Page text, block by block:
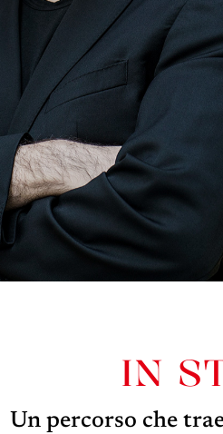
IN
Un percorso che